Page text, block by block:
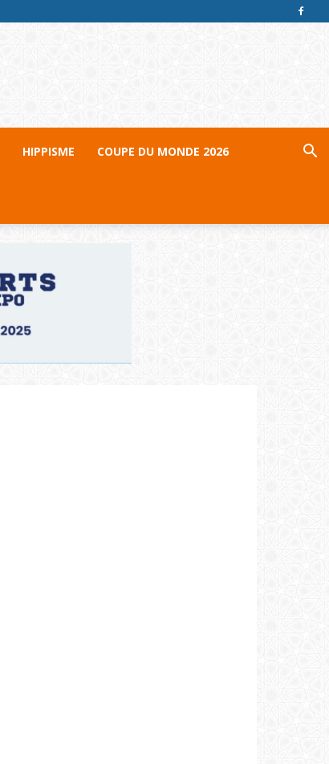
HIPPISME COUPE DU MONDE 2026